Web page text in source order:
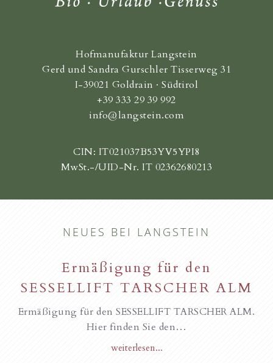
Hofmanufaktur Langstein
Gerd und Sandra Gurschler Tisserweg 31
I-39021 Goldrain · Südtirol
+39 333 29 39 992
info@langstein.com
CIN: IT021037B53YV5YPI8
MwSt.-/UID-Nr. IT 02362680213
NEUES BEI LANGSTEIN
Ermäßigung für den
SESSELLIFT TARSCHER ALM
Ermäßigung für den SESSELLIFT TARSCHER ALM.
Hier finden Sie den…
weiterlesen...